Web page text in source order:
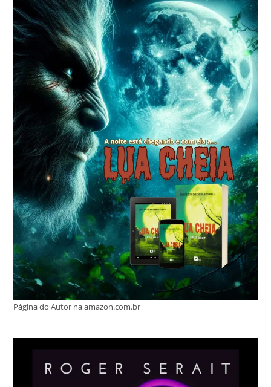
Página do Autor na amazon.com.br